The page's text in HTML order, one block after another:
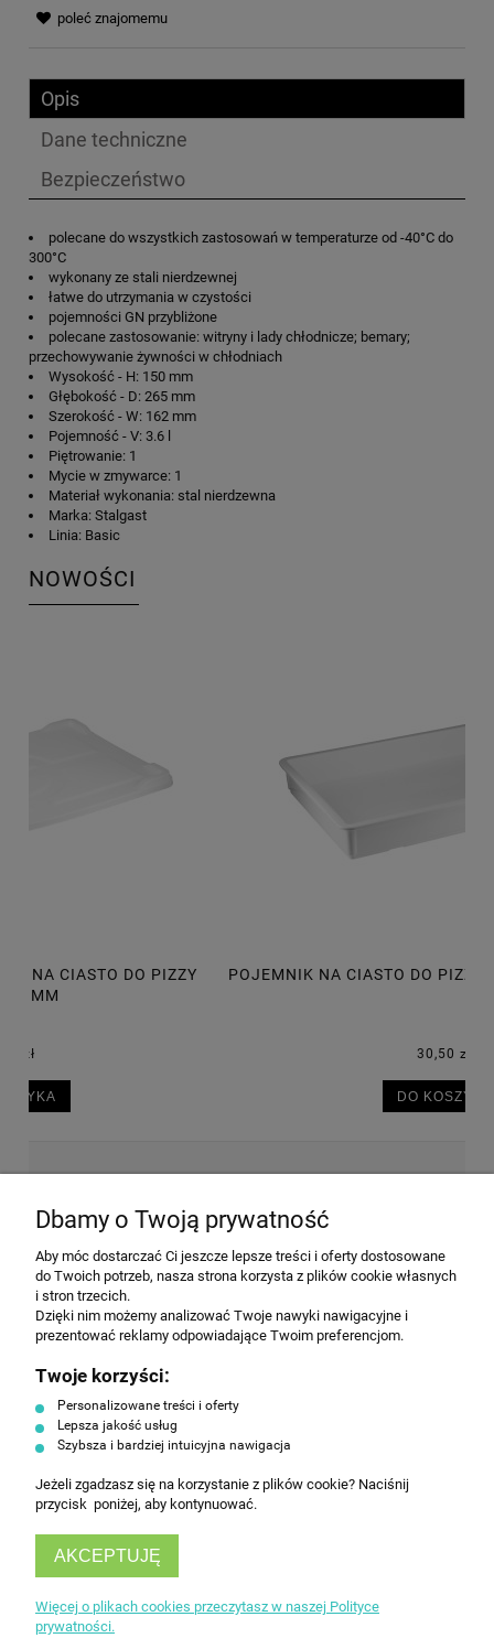
poleć znajomemu
Opis
Dane techniczne
Bezpieczeństwo
polecane do wszystkich zastosowań w temperaturze od -40°C do
300°C
wykonany ze stali nierdzewnej
łatwe do utrzymania w czystości
pojemności GN przybliżone
polecane zastosowanie: witryny i lady chłodnicze; bemary;
przechowywanie żywności w chłodniach
Wysokość - H: 150 mm
Głębokość - D: 265 mm
Szerokość - W: 162 mm
Pojemność - V: 3.6 l
Piętrowanie: 1
Mycie w zmywarce: 1
Materiał wykonania: stal nierdzewna
Marka: Stalgast
Linia: Basic
NOWOŚCI
POJEMNIK NA CIASTO DO PIZZY 600X400X75 MM, 14L
Wyrażam zgodę na przesyłanie informacji
handlowej na poniższy adres email. Więcej w
ZAPISZ SIĘ
Dbamy o Twoją prywatność
Aby móc dostarczać Ci jeszcze lepsze treści i oferty dostosowane
do Twoich potrzeb, nasza strona korzysta z plików cookie własnych
i stron trzecich.
Dzięki nim możemy analizować Twoje nawyki nawigacyjne i
prezentować reklamy odpowiadające Twoim preferencjom.
Twoje korzyści:
Personalizowane treści i oferty
Lepsza jakość usług
Szybsza i bardziej intuicyjna nawigacja
Jeżeli zgadzasz się na korzystanie z plików cookie? Naciśnij
przycisk poniżej, aby kontynuować.
AKCEPTUJĘ
Więcej o plikach cookies przeczytasz w naszej Polityce
prywatności.